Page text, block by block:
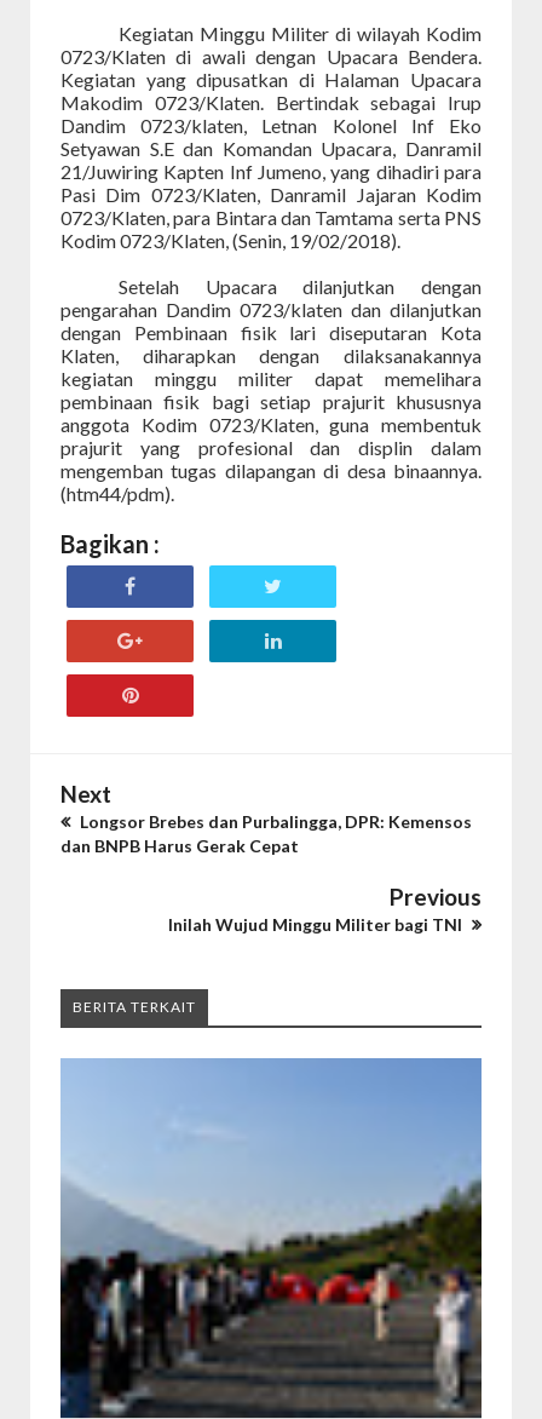
Kegiatan Minggu Militer di wilayah Kodim
0723/Klaten di awali dengan Upacara Bendera.
Kegiatan yang dipusatkan di Halaman Upacara
Makodim 0723/Klaten. Bertindak sebagai Irup
Dandim 0723/klaten, Letnan Kolonel Inf Eko
Setyawan S.E dan Komandan Upacara, Danramil
21/Juwiring Kapten Inf Jumeno, yang dihadiri para
Pasi Dim 0723/Klaten, Danramil Jajaran Kodim
0723/Klaten, para Bintara dan Tamtama serta PNS
Kodim 0723/Klaten, (Senin, 19/02/2018).
Setelah Upacara dilanjutkan dengan
pengarahan Dandim 0723/klaten dan dilanjutkan
dengan Pembinaan fisik lari diseputaran Kota
Klaten, diharapkan dengan dilaksanakannya
kegiatan minggu militer dapat memelihara
pembinaan fisik bagi setiap prajurit khususnya
anggota Kodim 0723/Klaten, guna membentuk
prajurit yang profesional dan displin dalam
mengemban tugas dilapangan di desa binaannya.
(htm44/pdm).
Bagikan :
Next
Longsor Brebes dan Purbalingga, DPR: Kemensos
dan BNPB Harus Gerak Cepat
Previous
Inilah Wujud Minggu Militer bagi TNI
BERITA TERKAIT